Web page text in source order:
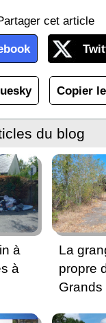
cet article
Copier
du blog
à
à
La
propre
Grands